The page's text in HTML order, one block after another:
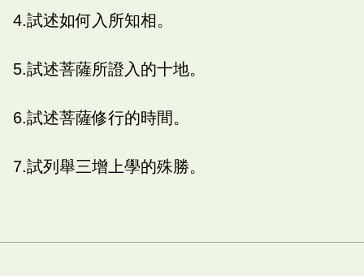
4.試述如何入所知相。
5.試述菩薩所證入的十地。
6.試述菩薩修行的時間。
7.試列舉三增上學的殊勝。